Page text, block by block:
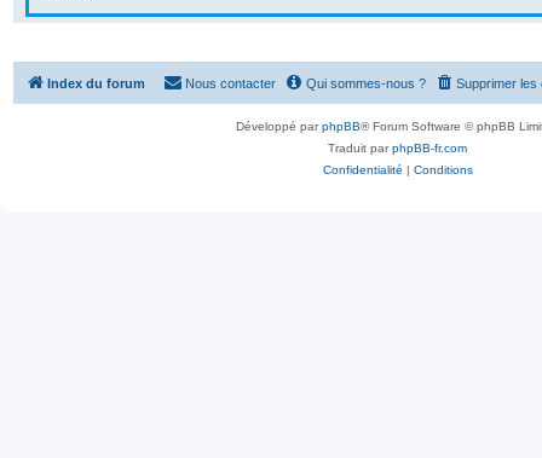
Index du forum Supprimer les
Qui sommes-nous ?
Nous contacter
Développé parphpBB® Forum Software © phpBB
Traduit parphpBB-fr.com
Confidentialité | Conditions